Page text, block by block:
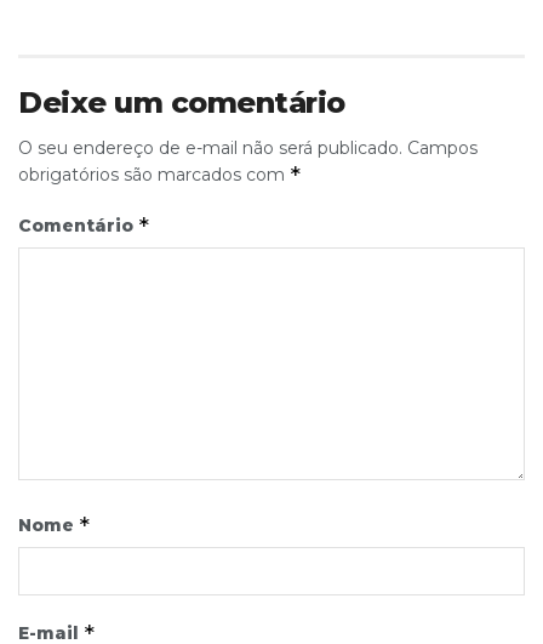
Deixe um comentário
O seu endereço de e-mail não será publicado. Campos
obrigatórios são marcados com *
Comentário *
Nome *
E-mail *